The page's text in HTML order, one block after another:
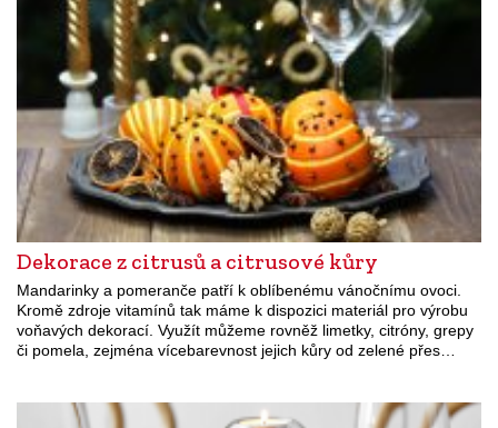
Dekorace z citrusů a citrusové kůry
Mandarinky a pomeranče patří k oblíbenému vánočnímu ovoci.
Kromě zdroje vitamínů tak máme k dispozici materiál pro výrobu
voňavých dekorací. Využít můžeme rovněž limetky, citróny, grepy
či pomela, zejména vícebarevnost jejich kůry od zelené přes…